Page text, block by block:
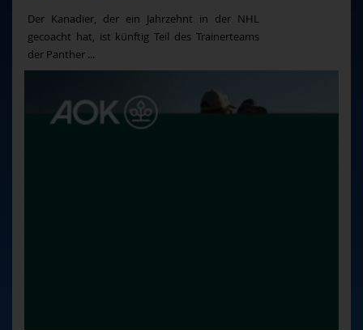
Der Kanadier, der ein Jahrzehnt in der NHL
gecoacht hat, ist künftig Teil des Trainerteams
der Panther ...